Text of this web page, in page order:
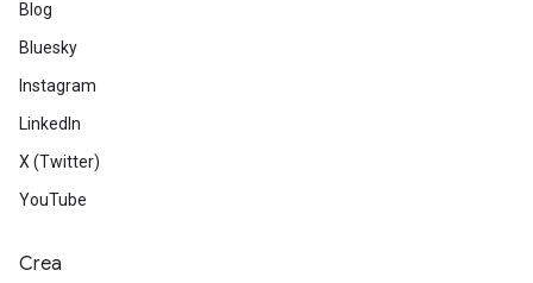
Blog
Bluesky
Instagram
LinkedIn
X (Twitter)
YouTube
Crea